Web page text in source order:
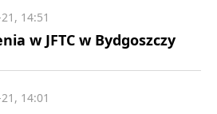
w JFTC w Bydgoszczy
14:51
14:01